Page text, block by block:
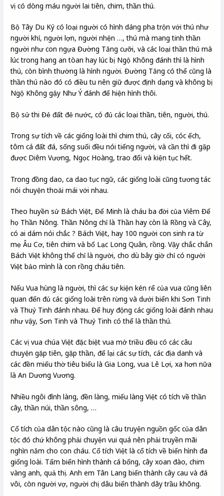
vị có dòng máu người lai tiên, chim, thần thú.
Bộ Tây Du Ký có loại người có hình dáng pha trộn với thú như
người khỉ, người lợn, người nhện …, thú mà mang tinh thần
người như con ngựa Đường Tăng cưỡi, và các loại thần thú mà
lúc trong hang an tòan hay lúc bị Ngộ Không đánh thì là hình
thú, còn bình thường là hình người. Đường Tăng có thể cũng là
thần thú nào đó có điều tu nên giữ được định dạng và không bị
Ngộ Không gậy Như Ý đánh để hiện hình thôi.
Bộ sử thi Đẻ đất đẻ nước, có đủ các loại thần, tiên, người, thú.
Trong sự tích về các giống loài thì chim thú, cây cối, cóc ếch,
tôm cá đất đá, sống suối đều nói tiếng người, và cần thì đi gặp
được Diêm Vương, Ngọc Hoàng, trao đổi và kiện tục hết.
Trong đồng dao, ca dao tục ngữ, các giống loài cũng tương tác
nói chuyện thoải mái với nhau.
Theo huyền sử Bách Việt, Đế Minh là cháu ba đời của Viêm Đế
họ Thần Nông. Thần Nông chỉ là Thần hay còn là Rồng và Cây,
có ai dám nói chắc ? Bách Việt, hay 100 người con sinh ra từ
mẹ Âu Cơ, tiên chim và bố Lạc Long Quân, rồng. Vậy chắc chắn
Bách Việt không thể chỉ là người, cho dù bây giờ chỉ có người
Việt bảo mình là con rồng cháu tiên.
Nếu Vua hùng là người, thì các sự kiện kén rể của vua cũng liên
quan đến đủ các giống loài trên rừng và dưới biển khi Sơn Tinh
và Thuỷ Tinh đánh nhau. Để huy động các giống loài đánh nhau
như vậy, Sơn Tinh và Thuỷ Tinh có thể là thần thú.
Các vị vua chúa Việt đặc biệt vua mở triều đều có các câu
chuyện gặp tiên, gặp thần, để lại các sự tích, các địa danh và
các đền miếu thờ tiêu biểu là Gia Long, vua Lê Lợi, xa hơn nữa
là An Dương Vương.
Nhiều ngôi đình làng, đền làng, miếu làng Việt có tích về thần
cây, thần núi, thần sông, …
Cổ tích của dân tộc nào cũng là câu truyện nguồn gốc của dân
tộc đó chứ không phải chuyện vui quá nên phải truyền mãi
nghìn năm cho con cháu. Cổ tích Việt là cổ tích về biến hình đa
giống loài. Tấm biến hình thành cá bống, cây xoan đào, chim
vàng anh, quả thị. Anh em Tân Lang biến thành cây cau và đá
vôi, còn người vợ, người chị dâu biến thành dây trầu không.